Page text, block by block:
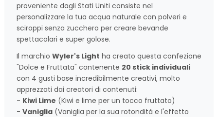
proveniente dagli Stati Uniti consiste nel
personalizzare la tua acqua naturale con polveri e
sciroppi senza zucchero per creare bevande
spettacolari e super golose.
Il marchio Wyler's Light ha creato questa confezione
"Dolce e Fruttata" contenente 20 stick individuali
con 4 gusti base incredibilmente creativi, molto
apprezzati dai creatori di contenuti:
- Kiwi Lime (Kiwi e lime per un tocco fruttato)
- Vaniglia (Vaniglia per la sua rotondità e l'effetto